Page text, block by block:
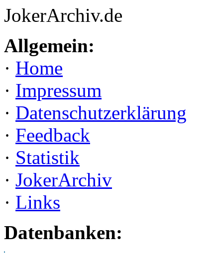
JokerArchiv.de
Allgemein:
· Home
· Impressum
· Datenschutzerklärung
· Feedback
· Statistik
· JokerArchiv
· Links
Datenbanken: